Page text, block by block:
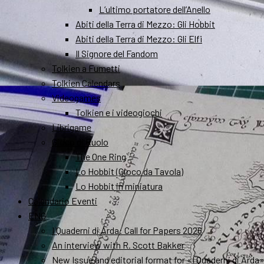
L’ultimo portatore dell’Anello
Abiti della Terra di Mezzo: Gli Hobbit
Abiti della Terra di Mezzo: Gli Elfi
Il Signore del Fandom
Tolkien a Fumetti
Tolkien Calendars
Videogames
Tolkien e i videogiochi
Librigame
Gioco di Ruolo
The One Ring
Lo Hobbit (Gioco da Tavola)
Lo Hobbit in miniatura
Calendario Eventi
ENG
I Quaderni di Arda: Call for Papers 2026
An interview with R. Scott Bakker
New Issue and editorial format for «I Quaderni di Arda»